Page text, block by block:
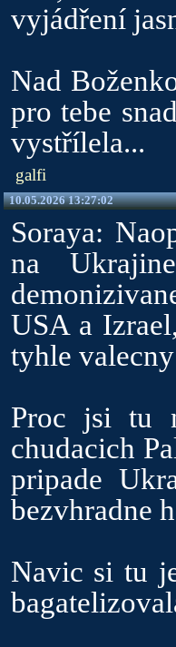
vyjádření
Nad
pro tebe
vystřílela...
galfi
10.05.2026 13:27:02
Soraya:
na
USA a
tyhle
Proc jsi tu
chudacich
pripade
bezvhradne
Navic si tu